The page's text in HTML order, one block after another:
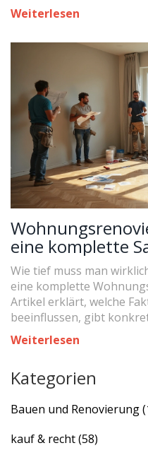
Weiterlesen
eine komplette
Wie tief muss man
eine komplette
Artikel erklärt, welche
beeinflussen, gibt
Tipps, wie man clever
zu verlieren. Wer wissen
Fördermittel nutzen
worauf du achten musst.
Weiterlesen
Kategorien
Bauen und Renovierung
kauf & recht(58)